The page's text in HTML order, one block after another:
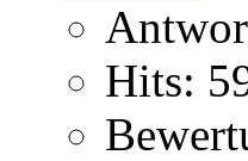
Hits: